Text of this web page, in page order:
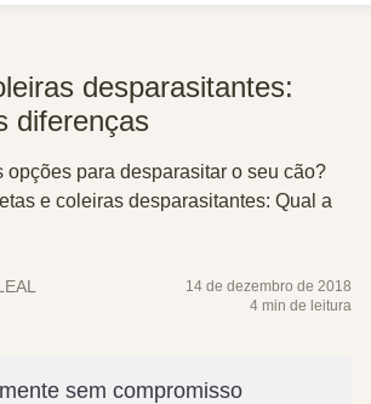
desparasitantes:
diferenças
opções para desparasitar o seu cão?
e coleiras desparasitantes: Qual a
14 de dezembro de 2018
4 min de leitura
sem compromisso